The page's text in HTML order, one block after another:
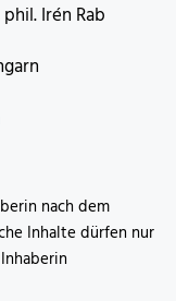
phil. Irén Rab
nach dem
Inhalte dürfen nur